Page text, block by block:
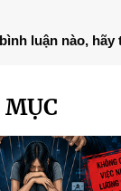
luận nào,